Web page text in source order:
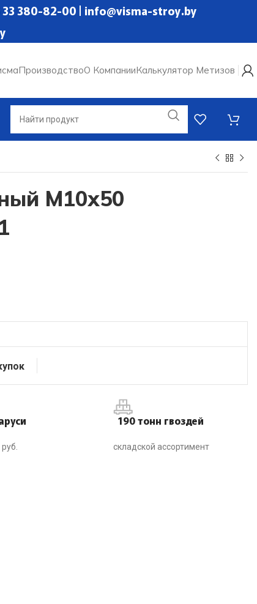
380-82-00 | info@visma-stroy.by
ПроизводствоО КомпанииКалькулятор Метизов
М10х50
190 тонн гвоздей
складской ассортимент